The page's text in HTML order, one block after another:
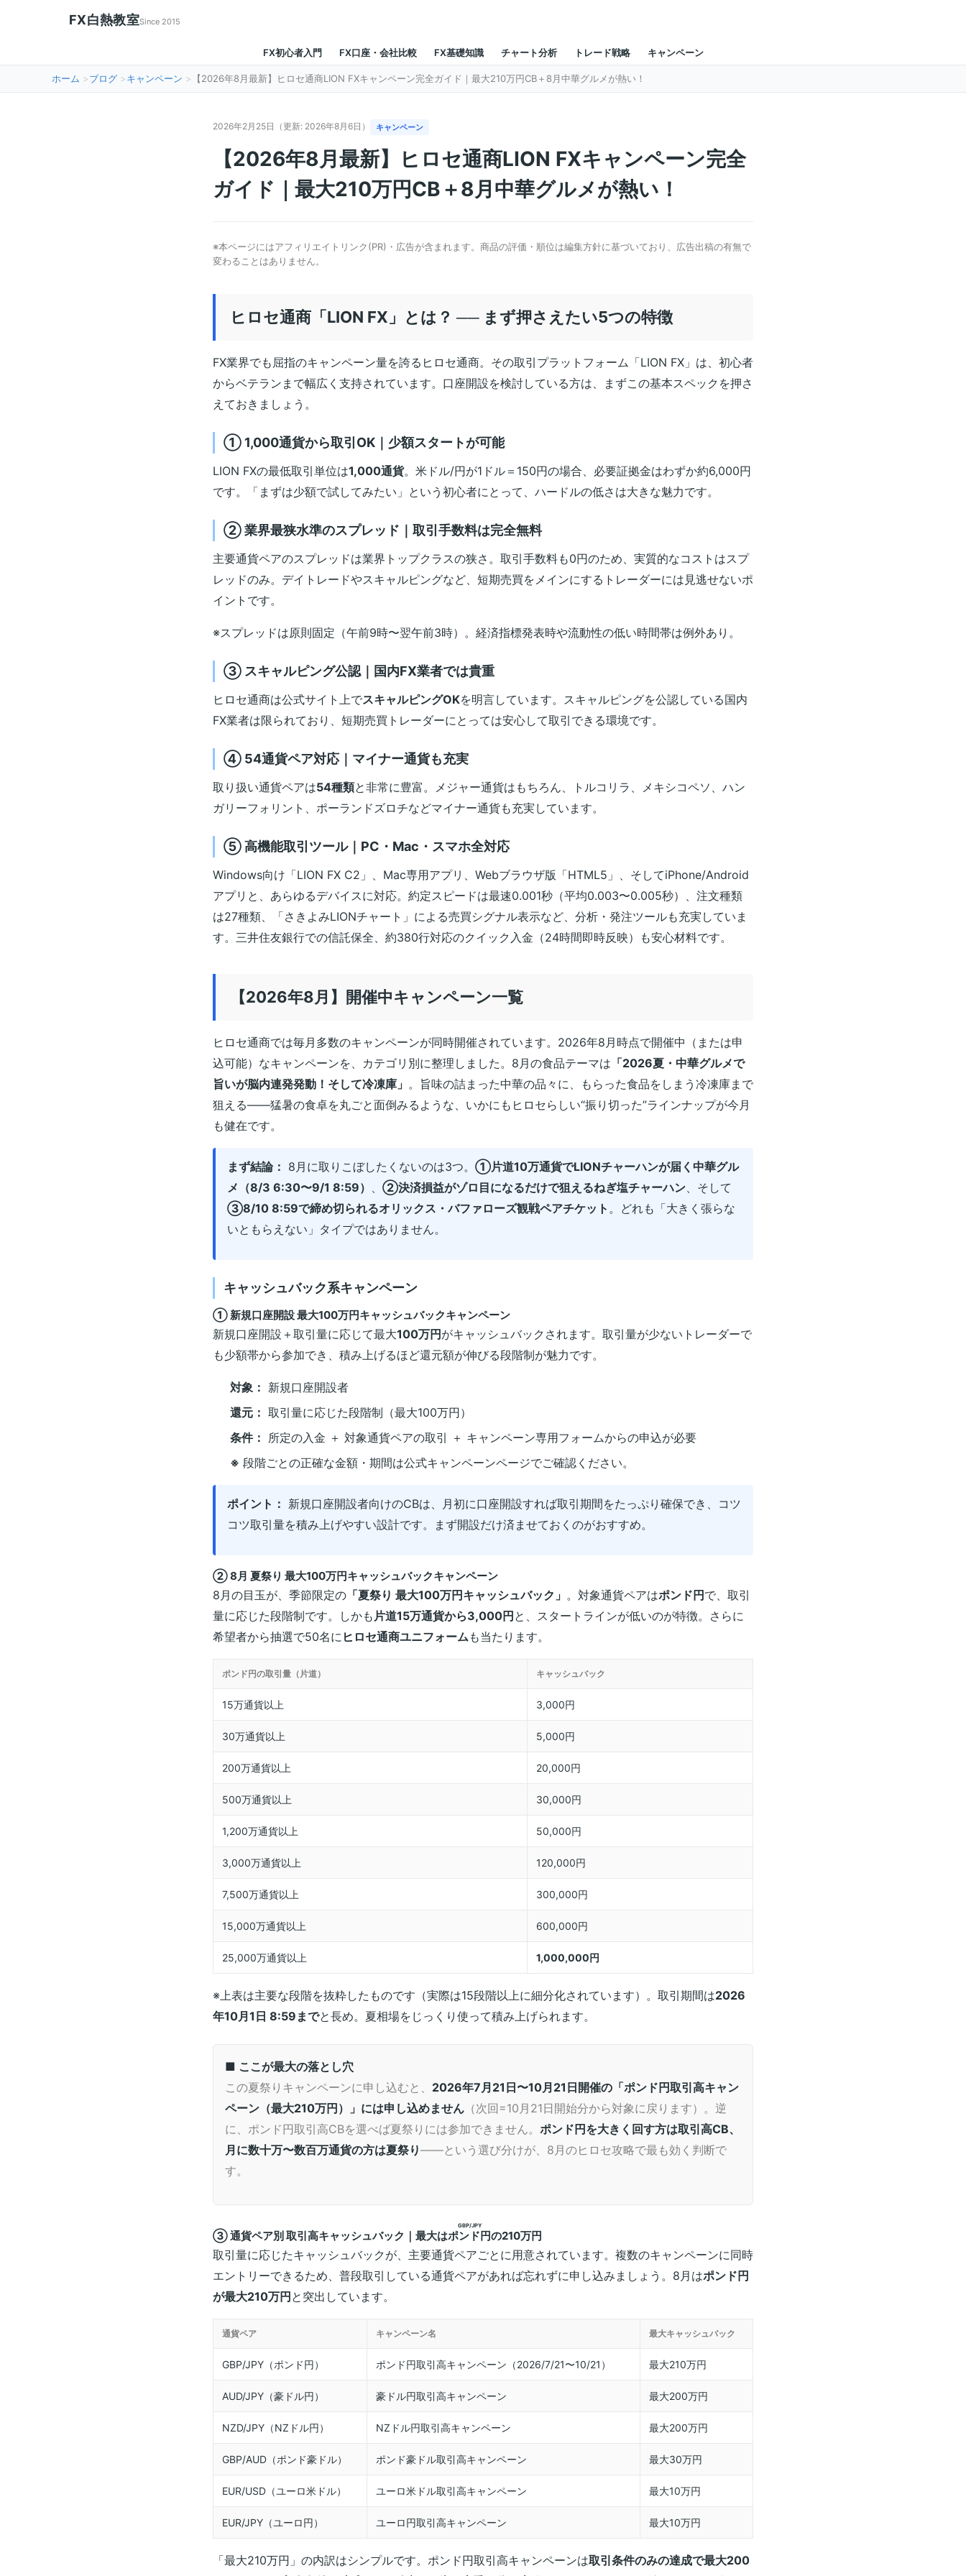
FX白熱教室Since 2015
FX初心者入門 FX口座・会社比較 FX基礎知識 チャート分析 トレード戦略 キャンペーン
ホーム ブログ キャンペーン 【2026年8月最新】ヒロセ通商LION FXキャンペーン完全ガイド｜最大210万円CB＋8月中華グルメが熱い！
2026年2月25日 （更新: 2026年8月6日） キャンペーン
【2026年8月最新】ヒロセ通商LION FXキャンペーン完全
ガイド｜最大210万円CB＋8月中華グルメが熱い！
※本ページにはアフィリエイトリンク(PR)・広告が含まれます。商品の評価・順位は編集方針に基づいており、広告出稿の有無で
変わることはありません。
ヒロセ通商「LION FX」とは？ ── まず押さえたい5つの特徴
FX業界でも屈指のキャンペーン量を誇るヒロセ通商。その取引プラットフォーム「LION FX」は、初心者
からベテランまで幅広く支持されています。口座開設を検討している方は、まずこの基本スペックを押さ
えておきましょう。
① 1,000通貨から取引OK｜少額スタートが可能
LION FXの最低取引単位は1,000通貨。米ドル/円が1ドル＝150円の場合、必要証拠金はわずか約6,000円
です。「まずは少額で試してみたい」という初心者にとって、ハードルの低さは大きな魅力です。
② 業界最狭水準のスプレッド｜取引手数料は完全無料
主要通貨ペアのスプレッドは業界トップクラスの狭さ。取引手数料も0円のため、実質的なコストはスプ
レッドのみ。デイトレードやスキャルピングなど、短期売買をメインにするトレーダーには見逃せないポ
イントです。
※スプレッドは原則固定（午前9時〜翌午前3時）。経済指標発表時や流動性の低い時間帯は例外あり。
③ スキャルピング公認｜国内FX業者では貴重
ヒロセ通商は公式サイト上でスキャルピングOKを明言しています。スキャルピングを公認している国内
FX業者は限られており、短期売買トレーダーにとっては安心して取引できる環境です。
④ 54通貨ペア対応｜マイナー通貨も充実
取り扱い通貨ペアは54種類と非常に豊富。メジャー通貨はもちろん、トルコリラ、メキシコペソ、ハン
ガリーフォリント、ポーランドズロチなどマイナー通貨も充実しています。
⑤ 高機能取引ツール｜PC・Mac・スマホ全対応
Windows向け「LION FX C2」、Mac専用アプリ、Webブラウザ版「HTML5」、そしてiPhone/Android
アプリと、あらゆるデバイスに対応。約定スピードは最速0.001秒（平均0.003〜0.005秒）、注文種類
は27種類、「さきよみLIONチャート」による売買シグナル表示など、分析・発注ツールも充実していま
す。三井住友銀行での信託保全、約380行対応のクイック入金（24時間即時反映）も安心材料です。
【2026年8月】開催中キャンペーン一覧
ヒロセ通商では毎月多数のキャンペーンが同時開催されています。2026年8月時点で開催中（または申
込可能）なキャンペーンを、カテゴリ別に整理しました。8月の食品テーマは 「2026夏・中華グルメで
旨いが脳内連発発動！そして冷凍庫」 。旨味の詰まった中華の品々に、もらった食品をしまう冷凍庫まで
狙える——猛暑の食卓を丸ごと面倒みるような、いかにもヒロセらしい“振り切った”ラインナップが今月
も健在です。
まず結論： 8月に取りこぼしたくないのは3つ。 ①片道10万通貨でLIONチャーハンが届く中華グル
メ（8/3 6:30〜9/1 8:59） 、 ②決済損益がゾロ目になるだけで狙えるねぎ塩チャーハン、そして
③8/10 8:59で締め切られるオリックス・バファローズ観戦ペアチケット 。どれも「大きく張らな
いともらえない」タイプではありません。
キャッシュバック系キャンペーン
① 新規口座開設 最大100万円キャッシュバックキャンペーン
新規口座開設＋取引量に応じて最大100万円 がキャッシュバックされます。取引量が少ないトレーダーで
も少額帯から参加でき、積み上げるほど還元額が伸びる段階制が魅力です。
対象： 新規口座開設者
還元： 取引量に応じた段階制（最大100万円）
条件： 所定の入金 ＋ 対象通貨ペアの取引 ＋ キャンペーン専用フォームからの申込が必要
※ 段階ごとの正確な金額・期間は公式キャンペーンページでご確認ください。
ポイント： 新規口座開設者向けのCBは、月初に口座開設すれば取引期間をたっぷり確保でき、コツ
コツ取引量を積み上げやすい設計です。まず開設だけ済ませておくのがおすすめ。
② 8月 夏祭り 最大100万円キャッシュバックキャンペーン
8月の目玉が、季節限定の 「夏祭り 最大100万円キャッシュバック」 。対象通貨ペアはポンド円 で、取引
量に応じた段階制です。しかも 片道15万通貨から3,000円 と、スタートラインが低いのが特徴。さらに
希望者から抽選で50名に ヒロセ通商ユニフォームも当たります。
ポンド円の取引量（片道） キャッシュバック
15万通貨以上 3,000円
30万通貨以上 5,000円
200万通貨以上 20,000円
500万通貨以上 30,000円
1,200万通貨以上 50,000円
3,000万通貨以上 120,000円
7,500万通貨以上 300,000円
15,000万通貨以上 600,000円
25,000万通貨以上 1,000,000円
※上表は主要な段階を抜粋したものです（実際は15段階以上に細分化されています）。取引期間は2026
年10月1日 8:59までと長め。夏相場をじっくり使って積み上げられます。
■ ここが最大の落とし穴
この夏祭りキャンペーンに申し込むと、 2026年7月21日〜10月21日開催の「ポンド円取引高キャン
ペーン（最大210万円）」には申し込めません （次回=10月21日開始分から対象に戻ります）。逆
に、ポンド円取引高CBを選べば夏祭りには参加できません。 ポンド円を大きく回す方は取引高CB、
月に数十万〜数百万通貨の方は夏祭り——という選び分けが、8月のヒロセ攻略で最も効く判断で
す。
③ 通貨ペア別 取引高キャッシュバック｜最大はポンド円
GBP/JPY
の210万円
取引量に応じたキャッシュバックが、主要通貨ペアごとに用意されています。複数のキャンペーンに同時
エントリーできるため、普段取引している通貨ペアがあれば忘れずに申し込みましょう。8月はポンド円
が最大210万円 と突出しています。
通貨ペア キャンペーン名 最大キャッシュバック
GBP/JPY（ポンド円） ポンド円取引高キャンペーン（2026/7/21〜10/21） 最大210万円
AUD/JPY（豪ドル円） 豪ドル円取引高キャンペーン 最大200万円
NZD/JPY（NZドル円） NZドル円取引高キャンペーン 最大200万円
GBP/AUD（ポンド豪ドル） ポンド豪ドル取引高キャンペーン 最大30万円
EUR/USD（ユーロ米ドル） ユーロ米ドル取引高キャンペーン 最大10万円
EUR/JPY（ユーロ円） ユーロ円取引高キャンペーン 最大10万円
「最大210万円」の内訳はシンプルです。ポンド円取引高キャンペーンは取引条件のみの達成で最大200